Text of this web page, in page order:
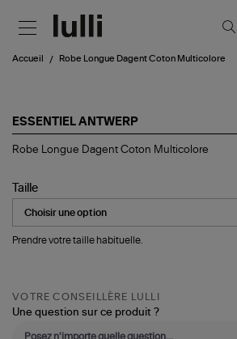
Accueil Robe Longue Dagent Coton Multicolore
ESSENTIEL ANTWERP
Robe
Coton
Multicolore
Robe Longue Dagent Coton Multicolore
Taille
Prendre votre taille habituelle.
VOTRE CONSEILLÈRE LULLI
Une question sur ce produit ?